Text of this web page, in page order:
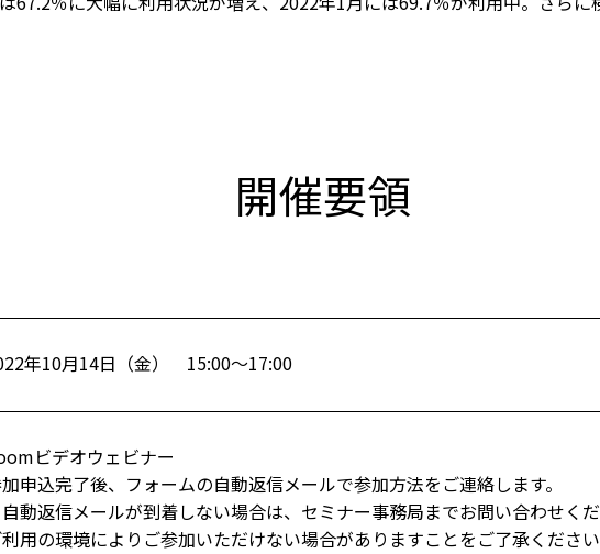
開催要領
年10月14日（金） 15:00～17:00
ビデオウェビナー
申込完了後、フォームの自動返信メールで参加方法をご連絡します。
動返信メールが到着しない場合は、セミナー事務局までお問い合わせくだ
用の環境によりご参加いただけない場合がありますことをご了承ください